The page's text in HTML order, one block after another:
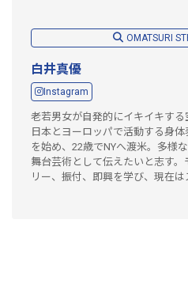
OMATSURI
白井真優
Instagram
老若男女が自発的にイキイキする
日本とヨーロッパで活動する身
を始め、22歳でNYへ渡米。多様
舞台芸術として伝えたいと志す
リー、振付、即興を学び、現在は